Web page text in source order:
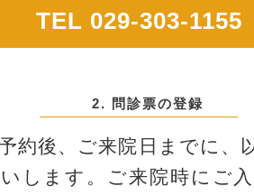
TEL 029-303-1155
2. 問診票の登録
約後、ご来院日までに、
します。ご来院時にご